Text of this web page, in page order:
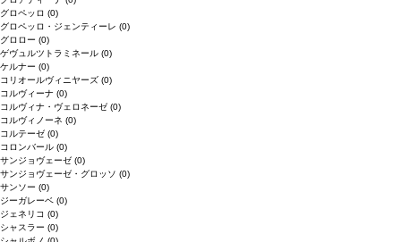
グロペッロ (0)
グロペッロ・ジェンティーレ (0)
グロロー (0)
ゲヴュルツトラミネール (0)
ケルナー (0)
コリオールヴィニヤーズ (0)
コルヴィーナ (0)
コルヴィナ・ヴェロネーゼ (0)
コルヴィノーネ (0)
コルテーゼ (0)
コロンバール (0)
サンジョヴェーゼ (0)
サンジョヴェーゼ・グロッソ (0)
サンソー (0)
ジーガレーベ (0)
ジェネリコ (0)
シャスラー (0)